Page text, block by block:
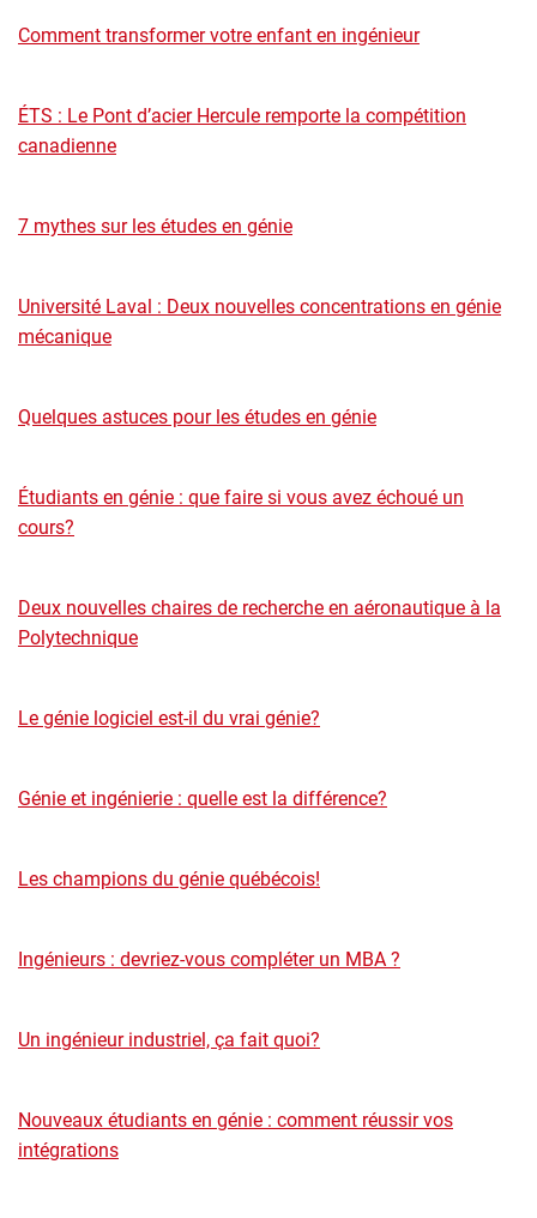
Comment transformer votre enfant en ingénieur
ÉTS : Le Pont d’acier Hercule remporte la compétition
canadienne
7 mythes sur les études en génie
Université Laval : Deux nouvelles concentrations en génie
mécanique
Quelques astuces pour les études en génie
Étudiants en génie : que faire si vous avez échoué un
cours?
Deux nouvelles chaires de recherche en aéronautique à la
Polytechnique
Le génie logiciel est-il du vrai génie?
Génie et ingénierie : quelle est la différence?
Les champions du génie québécois!
Ingénieurs : devriez-vous compléter un MBA ?
Un ingénieur industriel, ça fait quoi?
Nouveaux étudiants en génie : comment réussir vos
intégrations